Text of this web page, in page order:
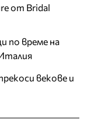
от Bridal
по време на
векове и